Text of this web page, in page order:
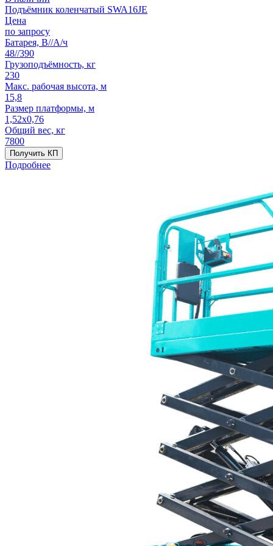
Подъёмник коленчатый SWA16JE
Цена
по запросу
Батарея, В//А/ч
48//390
Грузоподъёмность, кг
230
Макс. рабочая высота, м
15,8
Размер платформы, м
1,52x0,76
Общий вес, кг
7800
Получить КП
Подробнее